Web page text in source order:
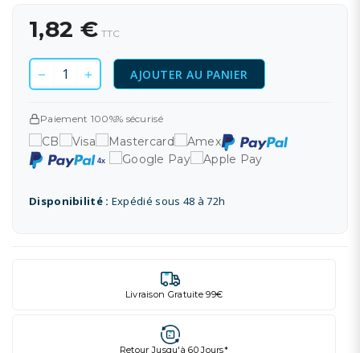
1,82 € TTC
AJOUTER AU PANIER
Paiement 100%% sécurisé
Disponibilité : Expédié sous 48 à 72h
Livraison Gratuite 99€
Retour Jusqu'à 60 Jours*